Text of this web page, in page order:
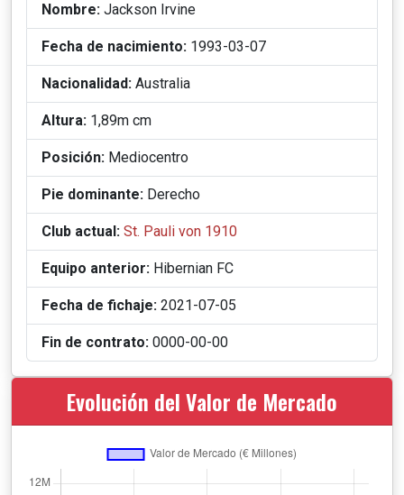
Nombre: Jackson Irvine
Fecha de nacimiento: 1993-03-07
Nacionalidad: Australia
Altura: 1,89m cm
Posición: Mediocentro
Pie dominante: Derecho
Club actual: St. Pauli von 1910
Equipo anterior: Hibernian FC
Fecha de fichaje: 2021-07-05
Fin de contrato: 0000-00-00
Evolución del Valor de Mercado